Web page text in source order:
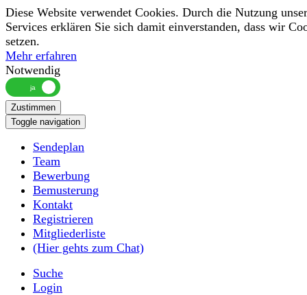
Diese Website verwendet Cookies. Durch die Nutzung
Services erklären Sie sich damit einverstanden, dass wir
setzen.
Mehr erfahren
Notwendig
Zustimmen
Toggle navigation
Sendeplan
Team
Bewerbung
Bemusterung
Kontakt
Registrieren
Mitgliederliste
(Hier gehts zum Chat)
Suche
Login